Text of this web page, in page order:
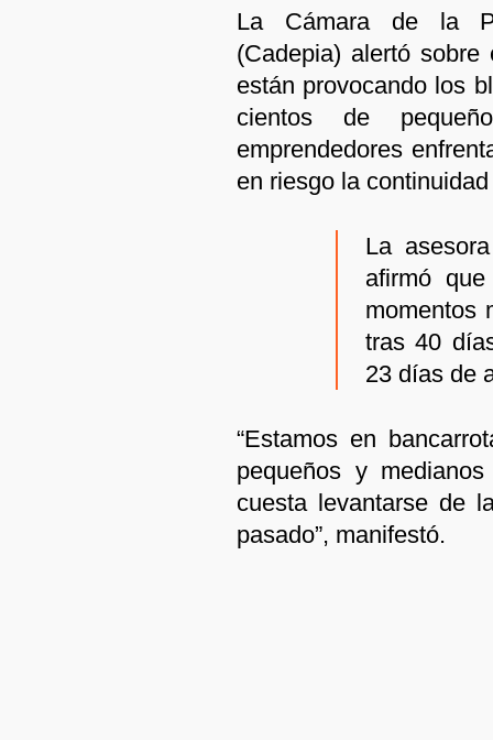
La Cámara de la
(Cadepia) alertó
están provocando los
cientos de
emprendedores
en riesgo la
La
afirmó
momentos
tras 40
23 días de
“Estamos en
pequeños y
cuesta levantarse de
pasado”, manifestó.